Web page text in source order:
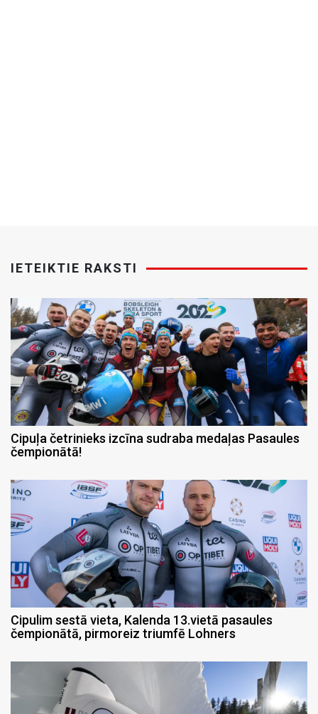
IETEIKTIE RAKSTI
Cipuļa četrinieks izcīna sudraba medaļas Pasaules
čempionātā!
Cipulim sestā vieta, Kalenda 13.vietā pasaules
čempionātā, pirmoreiz triumfē Lohners